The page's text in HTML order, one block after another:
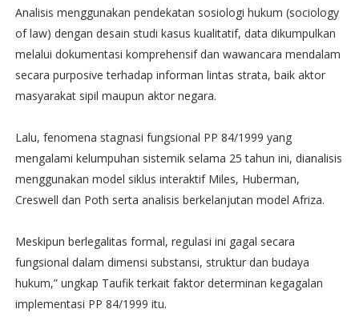
Analisis menggunakan pendekatan sosiologi hukum (sociology
of law) dengan desain studi kasus kualitatif, data dikumpulkan
melalui dokumentasi komprehensif dan wawancara mendalam
secara purposive terhadap informan lintas strata, baik aktor
masyarakat sipil maupun aktor negara.
Lalu, fenomena stagnasi fungsional PP 84/1999 yang
mengalami kelumpuhan sistemik selama 25 tahun ini, dianalisis
menggunakan model siklus interaktif Miles, Huberman,
Creswell dan Poth serta analisis berkelanjutan model Afriza.
Meskipun berlegalitas formal, regulasi ini gagal secara
fungsional dalam dimensi substansi, struktur dan budaya
hukum,” ungkap Taufik terkait faktor determinan kegagalan
implementasi PP 84/1999 itu.